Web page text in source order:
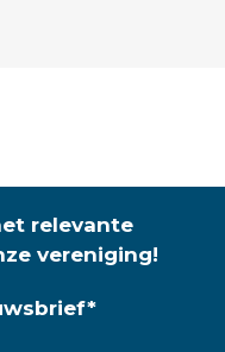
relevante
vereniging!
*